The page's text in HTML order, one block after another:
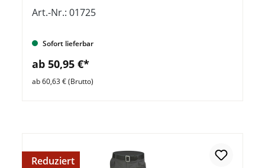
Art.-Nr.: 01725
Sofort lieferbar
ab 50,95 €*
ab 60,63 € (Brutto)
Reduziert